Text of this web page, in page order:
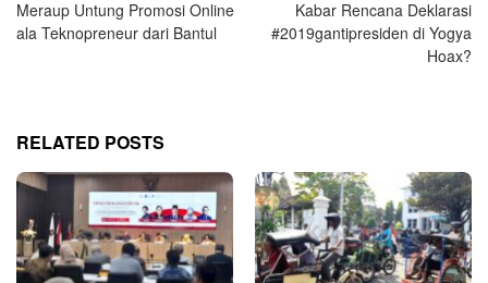
navigation
Meraup Untung Promosi Online
ala Teknopreneur dari Bantul
Kabar Rencana Deklarasi
#2019gantipresiden di Yogya
Hoax?
RELATED POSTS